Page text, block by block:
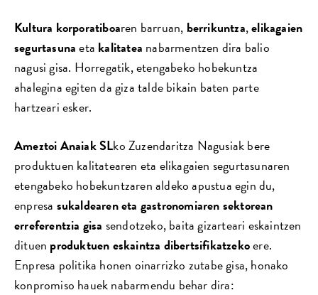
Kultura korporatiboaren barruan, berrikuntza,elikagaien
segurtasunaeta kalitatea nabarmentzen dira balio
nagusi gisa. Horregatik, etengabeko hobekuntza
ahalegina egiten da giza talde bikain baten parte
hartzeari esker.
Ameztoi Anaiak SLko Zuzendaritza Nagusiak bere
produktuen kalitatearen eta elikagaien segurtasunaren
etengabeko hobekuntzaren aldeko apustua egin du,
enpresa sukaldearen eta gastronomiaren sektorean
erreferentzia gisa sendotzeko, baita gizarteari eskaintzen
dituen produktuen eskaintza dibertsifikatzekoere.
Enpresa politika honen oinarrizko zutabe gisa, honako
konpromiso hauek nabarmendu behar dira: